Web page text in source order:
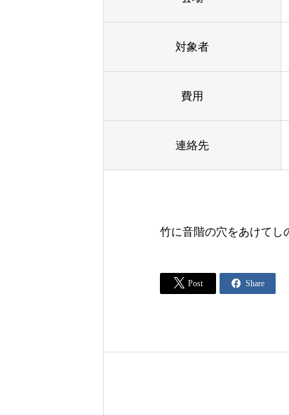
対象者
費用
連絡先
竹に音階の穴をあけてし
 Post  Share